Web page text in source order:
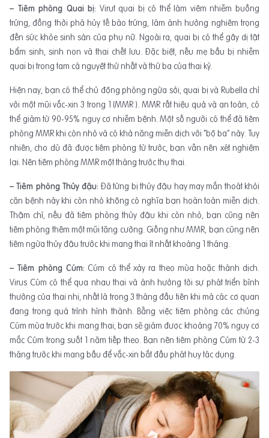
– Tiêm phòng Quai bị: Virut quai bị có thể làm viêm nhiễm buồng
trứng, đồng thời phá hủy tế bào trứng, làm ảnh hưởng nghiêm trọng
đến sức khỏe sinh sản của phụ nữ. Ngoài ra, quai bị có thể gây dị tật
bẩm sinh, sinh non và thai chết lưu. Đặc biệt, nếu mẹ bầu bị nhiễm
quai bị trong tam cá nguyệt thứ nhất và thứ ba của thai kỳ.
Hiện nay, bạn có thể chủ động phòng ngừa sởi, quai bị và Rubella chỉ
với một mũi vắc-xin 3 trong 1 (MMR ). MMR rất hiệu quả và an toàn, có
thể giảm từ 90-95% nguy cơ nhiễm bệnh. Một số người có thể đã tiêm
phòng MMR khi còn nhỏ và có khả năng miễn dịch với “bộ ba” này. Tuy
nhiên, cho dù đã được tiêm phòng từ trước, bạn vẫn nên xét nghiệm
lại. Nên tiêm phòng MMR một tháng trước thụ thai.
– Tiêm phòng Thủy đậu: Đã từng bị thủy đậu hay may mắn thoát khỏi
căn bệnh này khi còn nhỏ không có nghĩa bạn hoàn toàn miễn dịch.
Thậm chí, nếu đã tiêm phòng thủy đậu khi còn nhỏ, bạn cũng nên
tiêm phòng thêm một mũi tăng cường. Giống như MMR, bạn cũng nên
tiêm ngừa thủy đậu trước khi mang thai ít nhất khoảng 1 tháng.
– Tiêm phòng Cúm: Cúm có thể xảy ra theo mùa hoặc thành dịch.
Virus Cúm có thể qua nhau thai và ảnh hưởng tới sự phát triển bình
thường của thai nhi, nhất là trong 3 tháng đầu tiên khi mà các cơ quan
đang trong quá trình hình thành. Bằng việc tiêm phòng các chủng
Cúm mùa trước khi mang thai, bạn sẽ giảm được khoảng 70% nguy cơ
mắc Cúm trong suốt 1 năm tiếp theo. Bạn nên tiêm phòng Cúm từ 2-3
tháng trước khi mang bầu để vắc-xin bắt đầu phát huy tác dụng.